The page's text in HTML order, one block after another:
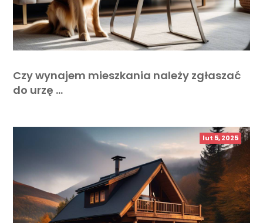
Czy wynajem mieszkania należy zgłaszać
do urzę …
lut 5, 2025